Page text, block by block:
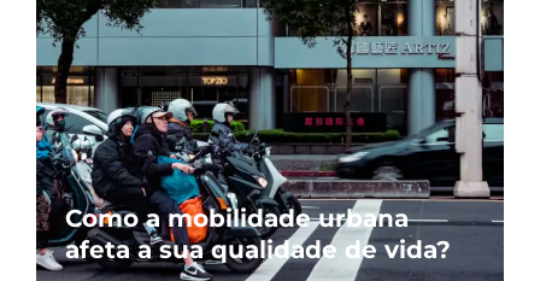
Como a mobilidade urbana
afeta a sua qualidade de vida?